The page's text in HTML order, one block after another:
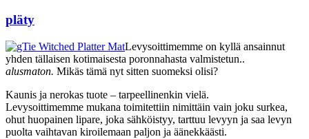
pläty
Levysoittimemme on kyllä ansainnut
yhden tällaisen kotimaisesta poronnahasta valmistetun..
alusmaton. Mikäs tämä nyt sitten suomeksi olisi?
Kaunis ja nerokas tuote – tarpeellinenkin vielä.
Levysoittimemme mukana toimitettiin nimittäin vain joku surkea,
ohut huopainen lipare, joka sähköistyy, tarttuu levyyn ja saa levyn
puolta vaihtavan kiroilemaan paljon ja äänekkäästi.